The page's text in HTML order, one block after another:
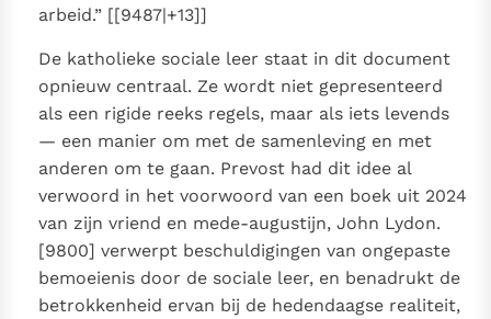
arbeid.” [[9487|+13]]
De katholieke sociale leer staat in dit document
opnieuw centraal. Ze wordt niet gepresenteerd
als een rigide reeks regels, maar als iets levends
— een manier om met de samenleving en met
anderen om te gaan. Prevost had dit idee al
verwoord in het voorwoord van een boek uit 2024
van zijn vriend en mede-augustijn, John Lydon.
[9800] verwerpt beschuldigingen van ongepaste
bemoeienis door de sociale leer, en benadrukt de
betrokkenheid ervan bij de hedendaagse realiteit,